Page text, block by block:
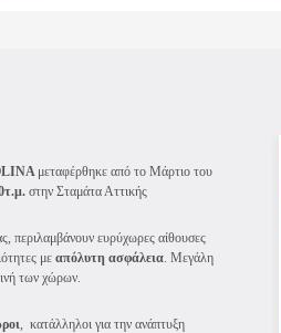
μεταφέρθηκε από το Μάρτιο του
στην Σταμάτα Αττικής
περιλαμβάνουν ευρύχωρες αίθουσες
με απόλυτη ασφάλεια. Μεγάλη
των χώρων.
, κατάλληλοι για την ανάπτυξη